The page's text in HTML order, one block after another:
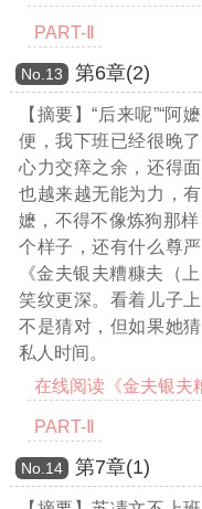
PART-Ⅱ
Νο.13 第6章(2)
【摘要】“后来呢”“
便，我下班已经很晚
心力交瘁之余，还得
也越来越无能为力，
嬷，不得不像炼狗那
个样子，还有什么尊
《金夫银夫糟糠夫（
笑纹更深。看着儿子
不是猜对，但如果她
私人时间。
在线阅读《金夫银夫
PART-Ⅱ
Νο.14 第7章(1)